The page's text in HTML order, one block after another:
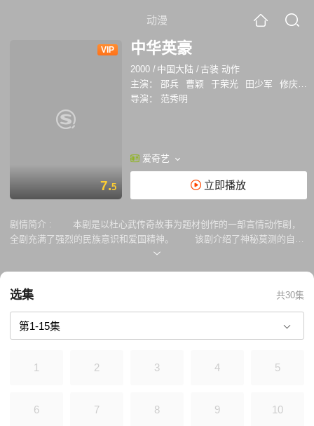
动漫
VIP
7.5
中华英豪
2000 / 中国大陆 / 古装 动作
主演：
邵兵 曹颖 于荣光 田少军 修庆
导演：
范秀明
爱奇艺
立即播放
剧情简介 :
本剧是以杜心武传奇故事为题材创作的一部言情动作剧，
全剧充满了强烈的民族意识和爱国精神。 该剧介绍了神秘莫测的自然
门武功传人杜心武。为了好友谭嗣同的牺牲毅然独闯紫禁城，刺杀误国秧
了保护革命经费，他击败日本武术第一高手，为了推翻腐败的满清政府，
他随宋教仁先后收服了东北马贼，策反新军，打响了武昌革命第一枪。为
了维护共和，他不惜冒生命危险，刺杀妄想恢复帝制的袁世凯，这些脍炙
人口的英雄事迹，永远为后人传颂。
选集 共30集
1 2 3 4 5
6 7 8 9 10